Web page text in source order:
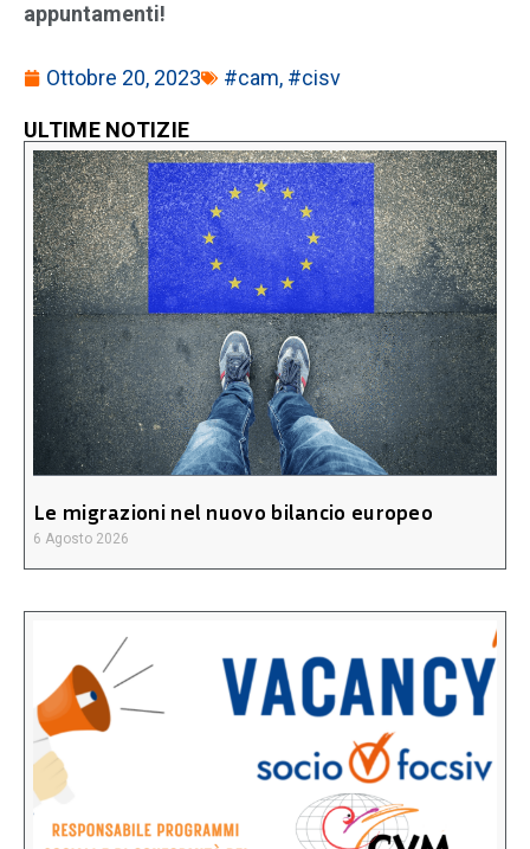
appuntamenti!
Ottobre 20, 2023 #cam, #cisv
ULTIME NOTIZIE
Le migrazioni nel nuovo bilancio europeo
6 Agosto 2026